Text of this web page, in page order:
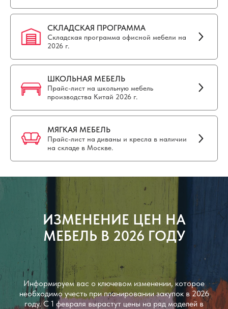
СКЛАДСКАЯ ПРОГРАММА
Складская программа офисной мебели на
2026 г.
ШКОЛЬНАЯ МЕБЕЛЬ
Прайс-лист на школьную мебель
производства Китай 2026 г.
МЯГКАЯ МЕБЕЛЬ
Прайс-лист на диваны и кресла в наличии
на складе в Москве.
ИЗМЕНЕНИЕ ЦЕН НА
МЕБЕЛЬ В 2026 ГОДУ
Информируем вас о ключевом изменении, которое
необходимо учесть при планировании закупок в 2026
году. С 1 февраля вырастут цены на ряд моделей в